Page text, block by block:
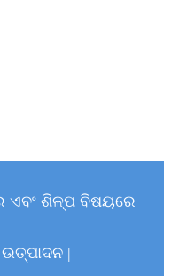
ଏବଂ ଶିଳ୍ପ ବିଷୟରେ
ଉତ୍ପାଦନ |